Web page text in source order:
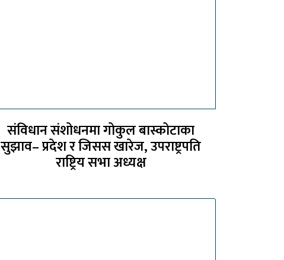
संविधान संशोधनमा गोकुल बास्कोटाका
सुझाव– प्रदेश र जिसस खारेज, उपराष्ट्रपति
राष्ट्रिय सभा अध्यक्ष